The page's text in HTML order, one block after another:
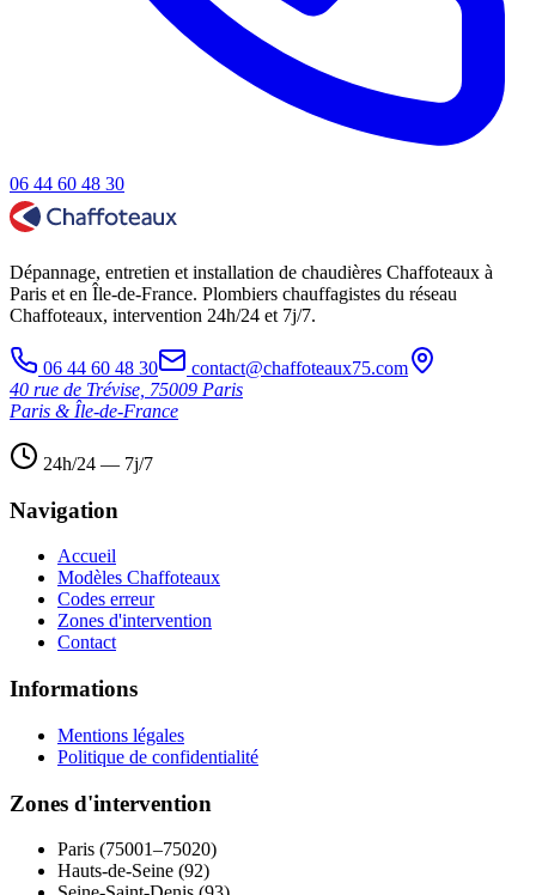
06 44 60 48 30
Dépannage, entretien et installation de chaudières Chaffoteaux à
Paris et en Île-de-France. Plombiers chauffagistes du réseau
Chaffoteaux, intervention 24h/24 et 7j/7.
06 44 60 48 30
contact@chaffoteaux75.com
40 rue de Trévise, 75009 Paris
Paris & Île-de-France
24h/24 — 7j/7
Navigation
Accueil
Modèles Chaffoteaux
Codes erreur
Zones d'intervention
Contact
Informations
Mentions légales
Politique de confidentialité
Zones d'intervention
Paris (75001–75020)
Hauts-de-Seine (92)